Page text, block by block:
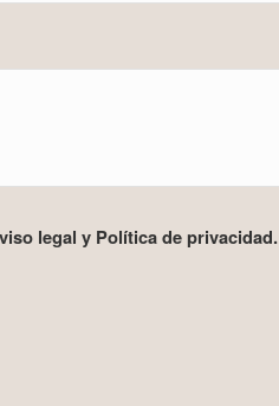
legal y Política de privacidad.